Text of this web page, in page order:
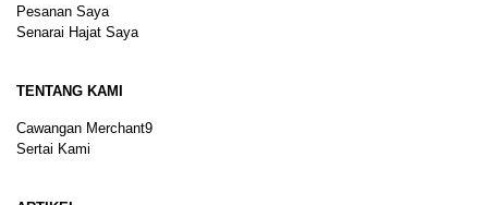
Pesanan Saya
Senarai Hajat Saya
TENTANG KAMI
Cawangan Merchant9
Sertai Kami